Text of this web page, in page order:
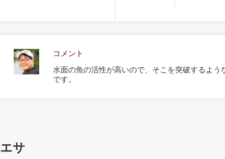
コメント
水面の魚の活性が高いので、そこを突破するよ
です。
エサ